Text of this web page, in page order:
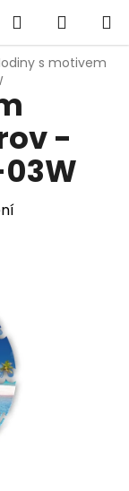
Hledat
KOŠÍK
s motivem
-
03W